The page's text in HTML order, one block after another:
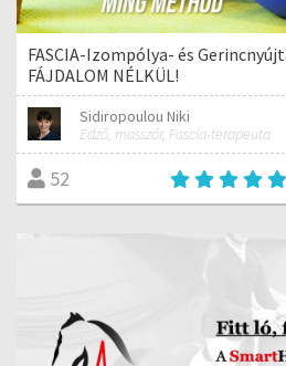
FASCIA-Izompólya- és
FÁJDALOM NÉLKÜL!
Sidiropoulou Niki
Edző, masszőr, Fascia-terapeuta
52